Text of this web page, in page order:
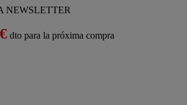
NEWSLETTER
dto para la próxima compra